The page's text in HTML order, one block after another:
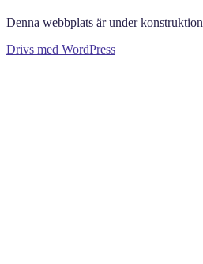
Denna webbplats är under konstruktion
Drivs med WordPress